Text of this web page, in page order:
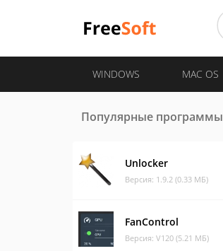
WINDOWS MAC OS
Популярные программы
Unlocker
Версия: 1.9.2 (0.33 МБ)
FanControl
Версия: V120 (5.21 МБ)